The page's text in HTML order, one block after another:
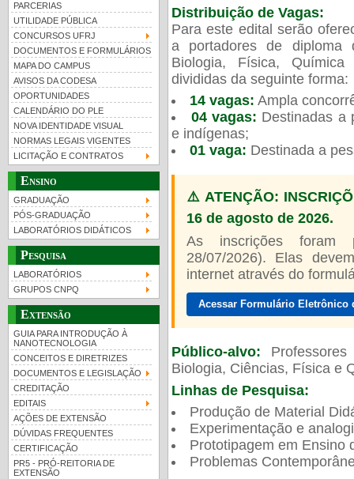
PARCERIAS
UTILIDADE PÚBLICA
CONCURSOS UFRJ
DOCUMENTOS E FORMULÁRIOS
MAPA DO CAMPUS
AVISOS DA CODESA
OPORTUNIDADES
CALENDÁRIO DO PLE
NOVA IDENTIDADE VISUAL
NORMAS LEGAIS VIGENTES
LICITAÇÃO E CONTRATOS
Ensino
GRADUAÇÃO
PÓS-GRADUAÇÃO
LABORATÓRIOS DIDÁTICOS
Pesquisa
LABORATÓRIOS
GRUPOS CNPQ
Extensão
GUIA PARA INTRODUÇÃO À
NANOTECNOLOGIA
CONCEITOS E DIRETRIZES
DOCUMENTOS E LEGISLAÇÃO
CREDITAÇÃO
EDITAIS
AÇÕES DE EXTENSÃO
DÚVIDAS FREQUENTES
CERTIFICAÇÃO
PR5 - PRÓ-REITORIA DE
EXTENSÃO
Distribuição de Vagas:
Para este edital serão
a portadores de diploma
Biologia, Física,
divididas da seguinte forma:
14 vagas: Ampla
04 vagas: Destinadas a
e indígenas;
01 vaga: Destinada a
⚠️ ATENÇÃO:
16 de agosto de 2026.
As inscrições foram
28/07/2026). Elas
internet através do
Acessar Formulário
Público-alvo:
Biologia, Ciências, Física e
Linhas de Pesquisa:
Produção de Material
Experimentação e
Prototipagem em Ensino
Problemas
UFRJ 100 anos